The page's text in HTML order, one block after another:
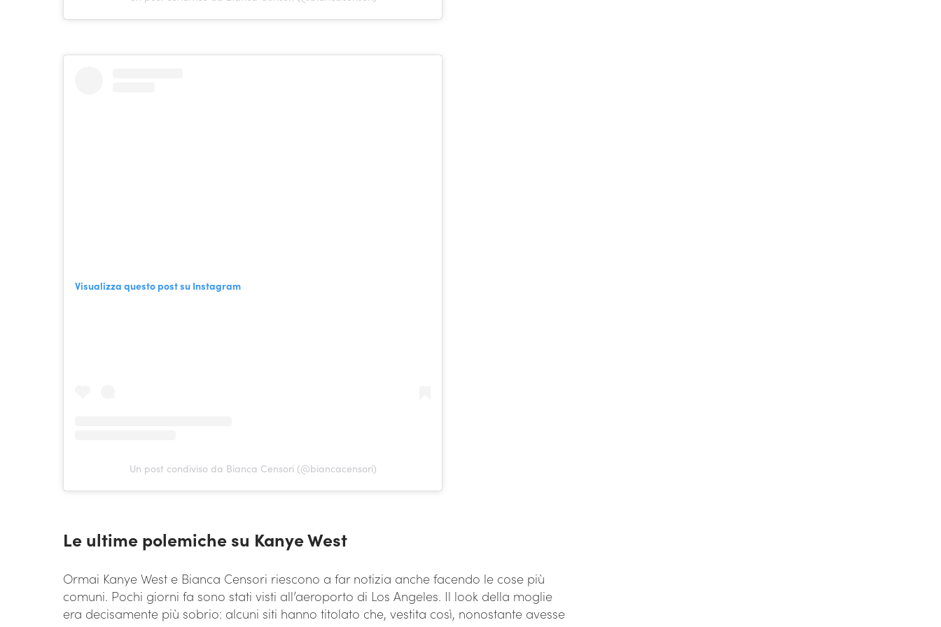
Visualizza questo post su Instagram
Un post condiviso da Bianca Censori (@biancacensori)
Le ultime polemiche su Kanye West
Ormai Kanye West e Bianca Censori riescono a far notizia anche facendo le cose più
comuni. Pochi giorni fa sono stati visti all’aeroporto di Los Angeles. Il look della moglie
era decisamente più sobrio: alcuni siti hanno titolato che, vestita così, nonostante avesse